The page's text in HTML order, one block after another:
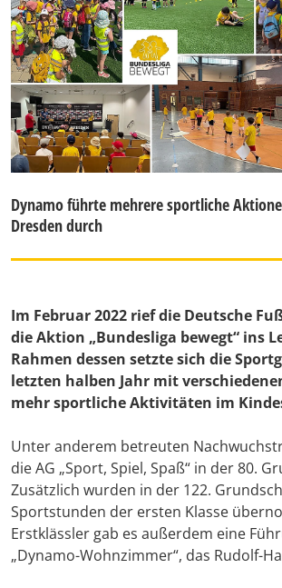
Dynamo führte mehrere sportliche
Dresden durch
Im Februar 2022 rief die Deutsche
die Aktion „Bundesliga bewegt“ ins
Rahmen dessen setzte sich die
letzten halben Jahr mit
mehr sportliche Aktivitäten im
Unter anderem betreuten
die AG „Sport, Spiel, Spaß“ in der 80.
Zusätzlich wurden in der 122.
Sportstunden der ersten Klasse
Erstklässler gab es außerdem eine
„Dynamo-Wohnzimmer“, das Rudolf-